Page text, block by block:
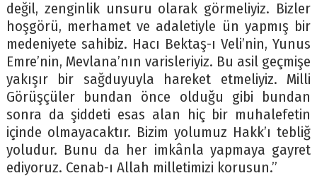
değil, zenginlik unsuru olarak görmeliyiz. Bizler
hoşgörü, merhamet ve adaletiyle ün yapmış bir
medeniyete sahibiz. Hacı Bektaş-ı Veli’nin, Yunus
Emre’nin, Mevlana’nın varisleriyiz. Bu asil geçmişe
yakışır bir sağduyuyla hareket etmeliyiz. Milli
Görüşçüler bundan önce olduğu gibi bundan
sonra da şiddeti esas alan hiç bir muhalefetin
içinde olmayacaktır. Bizim yolumuz Hakk’ı tebliğ
yoludur. Bunu da her imkânla yapmaya gayret
ediyoruz. Cenab-ı Allah milletimizi korusun.”